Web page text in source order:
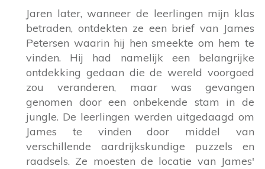
Jaren later, wanneer de leerlingen mijn klas
betraden, ontdekten ze een brief van James
Petersen waarin hij hen smeekte om hem te
vinden. Hij had namelijk een belangrijke
ontdekking gedaan die de wereld voorgoed
zou veranderen, maar was gevangen
genomen door een onbekende stam in de
jungle. De leerlingen werden uitgedaagd om
James te vinden door middel van
verschillende aardrijkskundige puzzels en
raadsels. Ze moesten de locatie van James'